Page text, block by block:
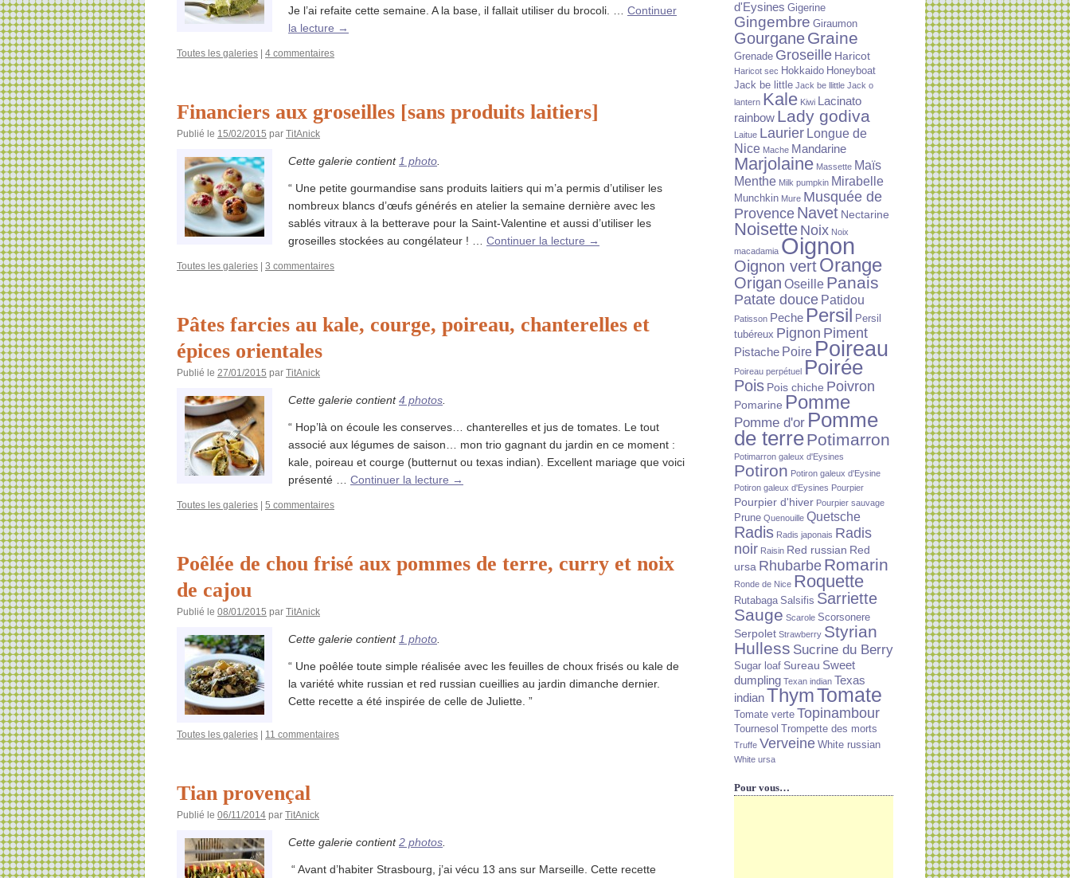
Je l’ai refaite cette semaine. A la base, il fallait utiliser du brocoli. … Continuer
la lecture →
Toutes les galeries 4 commentaires
Financiers aux groseilles [sans produits laitiers]
Publié le 15/02/2015 par TitAnick
Cette galerie contient 1 photo
“ Une petite gourmandise sans produits laitiers qui m’a permis d’utiliser les
nombreux blancs d’œufs générés en atelier la semaine dernière avec les
sablés vitraux à la betterave pour la Saint-Valentine et aussi d’utiliser les
groseilles stockées au congélateur ! … Continuer la lecture →
Toutes les galeries 3 commentaires
Pâtes farcies au kale, courge, poireau, chanterelles et
épices orientales
Publié le 27/01/2015 par TitAnick
Cette galerie contient4 photos
“ Hop’là on écoule les conserves… chanterelles et jus de tomates. Le tout
associé aux légumes de saison… mon trio gagnant du jardin en ce moment :
kale, poireau et courge (butternut ou texas indian). Excellent mariage que voici
présenté … Continuer la lecture →
Toutes les galeries 5 commentaires
Poêlée de chou frisé aux pommes de terre, curry et noix
de cajou
Publié le 08/01/2015 par TitAnick
Cette galerie contient 1 photo
“ Une poêlée toute simple réalisée avec les feuilles de choux frisés ou kale de
la variété white russian et red russian cueillies au jardin dimanche dernier.
Cette recette a été inspirée de celle de Juliette. ”
Toutes les galeries 11 commentaires
Tian provençal
Publié le 06/11/2014 par TitAnick
Cette galerie contient2 photos
“ Avant d’habiter Strasbourg, j’ai vécu 13 ans sur Marseille. Cette recette
d'Eysines Gigerine
Gingembre Giraumon
GourganeGraine
Grenade Groseille Haricot
Haricot sec Hokkaido Honeyboat
Jack be little Jack be llittle Jack o
lantern Kale Kiwi
Lacinato
rainbow Lady godiva
Laitue Laurier Longue de
Nice Mache Mandarine
Marjolaine Massette Maïs
Menthe Milk pumpkin Mirabelle
Munchkin Mure Musquée de
Provence Navet Nectarine
Noisette Noix Noix
macadamia Oignon
Oignon vertOrange
Origan Oseille Panais
Patate douce Patidou
Patisson Peche Persil Persil
tubéreux Pignon Piment
Pistache Poire Poireau
Poireau perpétuel Poirée
Pois Pois chiche Poivron
Pomarine Pomme
Pomme d'or Pomme
de terrePotimarron
Potimarron galeux d'Eysines
Potiron Potiron galeux d'Eysine
Potiron galeux d'Eysines Pourpier
Pourpier d'hiver Pourpier sauvage
Prune Quenouille Quetsche
Radis Radis japonais Radis
noir Raisin Red russian Red
ursa Rhubarbe Romarin
Ronde de Nice Roquette
Rutabaga Salsifis Sarriette
Sauge Scarole Scorsonere
Serpolet Strawberry Styrian
Hulless Sucrine du Berry
Sugar loaf Sureau Sweet
dumpling Texan indian Texas
indianThymTomate
Tomate verte Topinambour
Tournesol Trompette des morts
Truffe Verveine White russian
White ursa
Pour vous…